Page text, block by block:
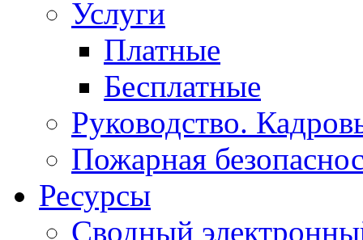
Услуги
Платные
Бесплатные
Руководство.
Пожарная
Ресурсы
Сводный